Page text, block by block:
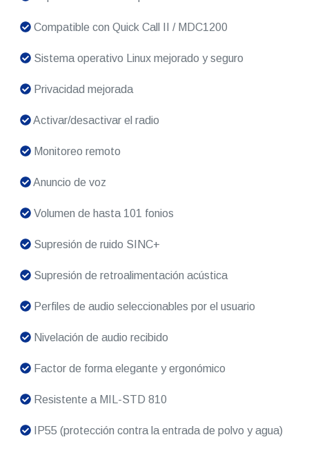
Compatible con Quick Call II / MDC1200
Sistema operativo Linux mejorado y seguro
Privacidad mejorada
Activar/desactivar el radio
Monitoreo remoto
Anuncio de voz
Volumen de hasta 101 fonios
Supresión de ruido SINC+
Supresión de retroalimentación acústica
Perfiles de audio seleccionables por el usuario
Nivelación de audio recibido
Factor de forma elegante y ergonómico
Resistente a MIL-STD 810
IP55 (protección contra la entrada de polvo y agua)